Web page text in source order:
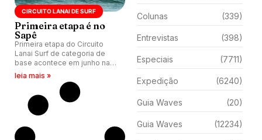
CIRCUITO LANAI DE SURF
Primeira etapa é no
Sapê
Primeira etapa do Circuito
Lanai Surf de categoria de
base acontece em junho na
praia do Sapê, Ubatuba (SP).
leia mais »
Colunas (339)
Entrevistas (398)
Especiais (7711)
Expedição (6240)
Guia Waves (20)
Guia Waves (12234)